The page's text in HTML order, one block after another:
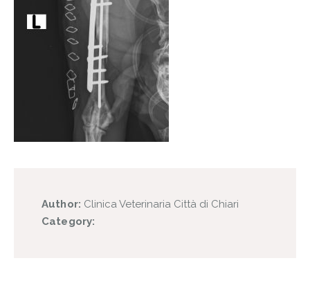
Author: Clinica Veterinaria Città di Chiari
Category: